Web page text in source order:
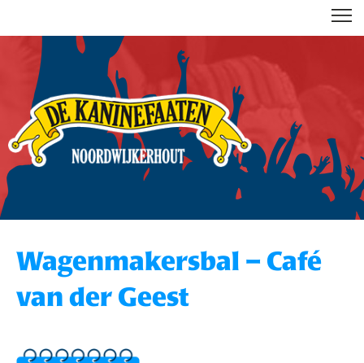
Wagenmakersbal – Café
van der Geest